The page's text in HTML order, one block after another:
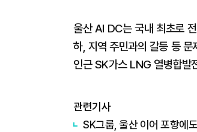
울산 AI DC는 국내 최초로
하, 지역 주민과의 갈등 등
인근 SK가스 LNG 열병합발
관련기사
SK그룹, 울산 이어 포항에